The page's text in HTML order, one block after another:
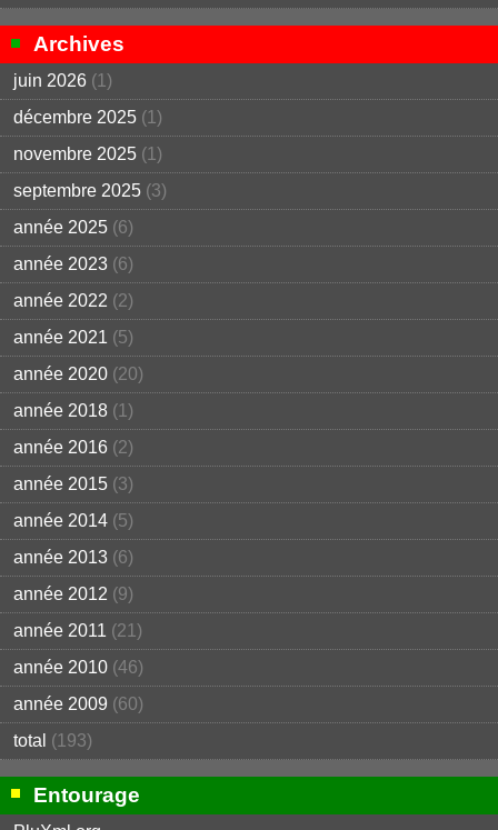
Archives
juin 2026 (1)
décembre 2025 (1)
novembre 2025 (1)
septembre 2025 (3)
année 2025 (6)
année 2023 (6)
année 2022 (2)
année 2021 (5)
année 2020 (20)
année 2018 (1)
année 2016 (2)
année 2015 (3)
année 2014 (5)
année 2013 (6)
année 2012 (9)
année 2011 (21)
année 2010 (46)
année 2009 (60)
total (193)
Entourage